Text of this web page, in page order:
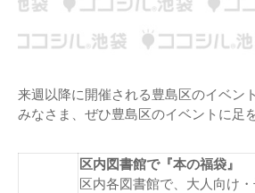
来週以降に開催される豊島区のイベン
みなさま、ぜひ豊島区のイベントに足
区内図書館で『本の福袋』
区内各図書館で、大人向け